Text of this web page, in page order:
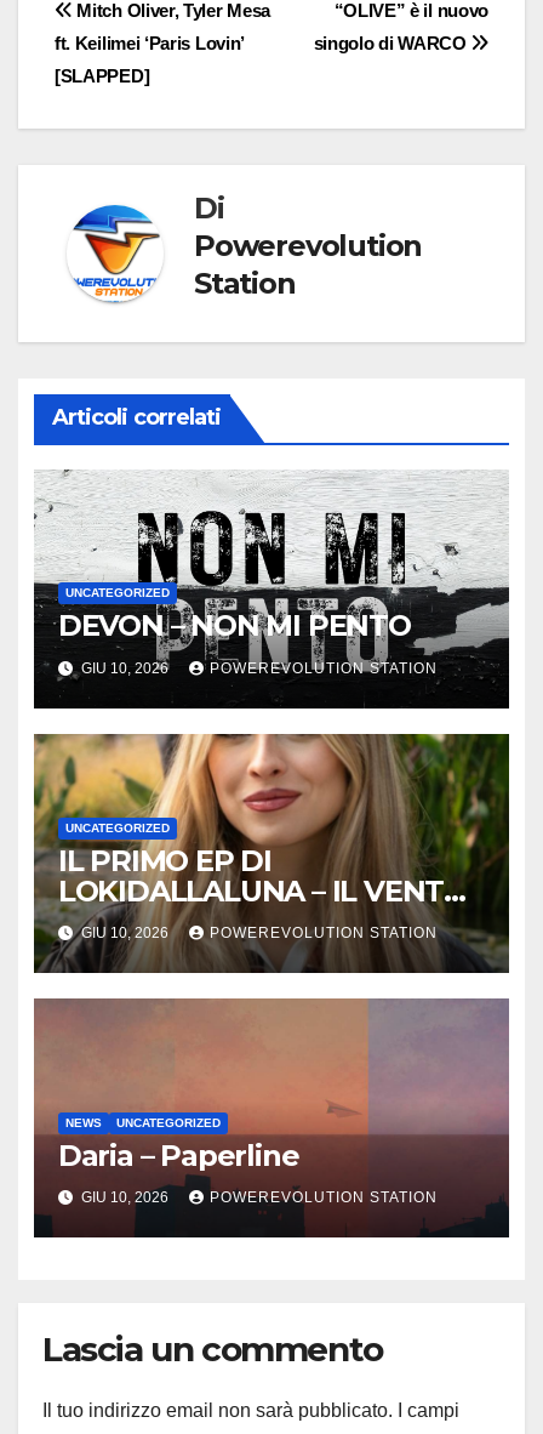
Navigazione
articoli
“OLIVE” è il nuovo
singolo di WARCO
Mitch Oliver, Tyler Mesa
ft. Keilimei ‘Paris Lovin’
[SLAPPED]
Di
Powerevolution
Station
Articoli correlati
UNCATEGORIZED
DEVON – NON MI PENTO
GIU 10, 2026 POWEREVOLUTION STATION
UNCATEGORIZED
IL PRIMO EP DI
LOKIDALLALUNA – IL VENTO
SCAPPA SE T’INNAMORI
GIU 10, 2026 POWEREVOLUTION STATION
NEWS UNCATEGORIZED
Daria – Paperline
GIU 10, 2026 POWEREVOLUTION STATION
Lascia un commento
Il tuo indirizzo email non sarà pubblicato.
I campi